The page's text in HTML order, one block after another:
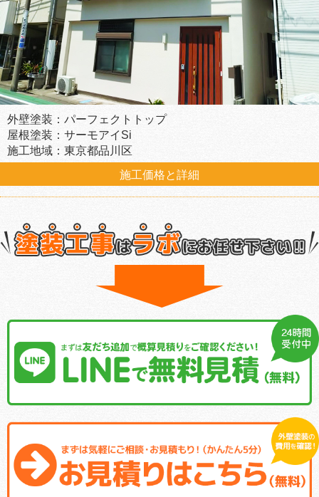
外壁塗装：パーフェクトトップ
屋根塗装：サーモアイSi
施工地域：東京都品川区
施工価格と詳細